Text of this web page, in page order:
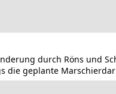
durch Röns und
die geplante